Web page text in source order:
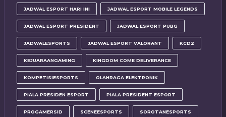
JADWAL ESPORT HARI INI JADWAL ESPORT MOBILE LEGENDS
JADWAL ESPORT PRESIDENT JADWAL ESPORT PUBG
JADWALESPORTS JADWAL ESPORT VALORANT KCD2
KEJUARAANGAMING KINGDOM COME DELIVERANCE
KOMPETISIESPORTS OLAHRAGA ELEKTRONIK
PIALA PRESIDEN ESPORT PIALA PRESIDENT ESPORT
PROGAMERSID SCENEESPORTS SOROTANESPORTS